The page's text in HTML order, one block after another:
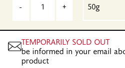
- +
TEMPORARILY SOLD OUT
be informed in your email
product